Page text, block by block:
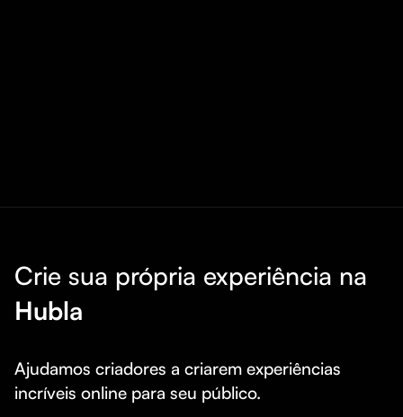
Crie sua própria experiência na
Hubla
Ajudamos criadores a criarem experiências
incríveis online para seu público.